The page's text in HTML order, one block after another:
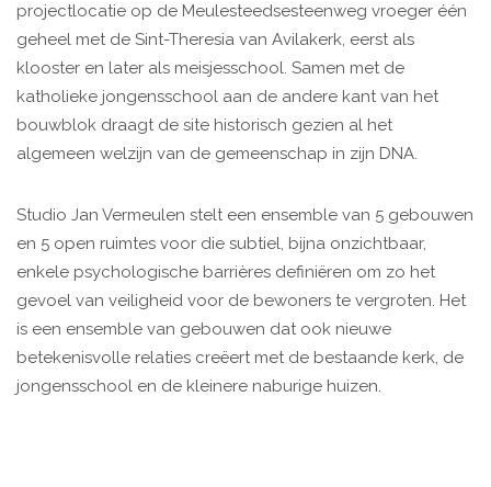
projectlocatie op de Meulesteedsesteenweg vroeger één
geheel met de Sint-Theresia van Avilakerk, eerst als
klooster en later als meisjesschool. Samen met de
katholieke jongensschool aan de andere kant van het
bouwblok draagt de site historisch gezien al het
algemeen welzijn van de gemeenschap in zijn DNA.
Studio Jan Vermeulen stelt een ensemble van 5 gebouwen
en 5 open ruimtes voor die subtiel, bijna onzichtbaar,
enkele psychologische barrières definiëren om zo het
gevoel van veiligheid voor de bewoners te vergroten. Het
is een ensemble van gebouwen dat ook nieuwe
betekenisvolle relaties creëert met de bestaande kerk, de
jongensschool en de kleinere naburige huizen.